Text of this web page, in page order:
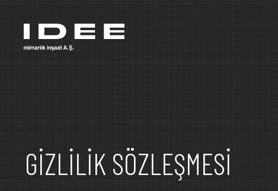
HİZMETLER
PROJELER
GİZLİLİK SÖZLEŞMESİ